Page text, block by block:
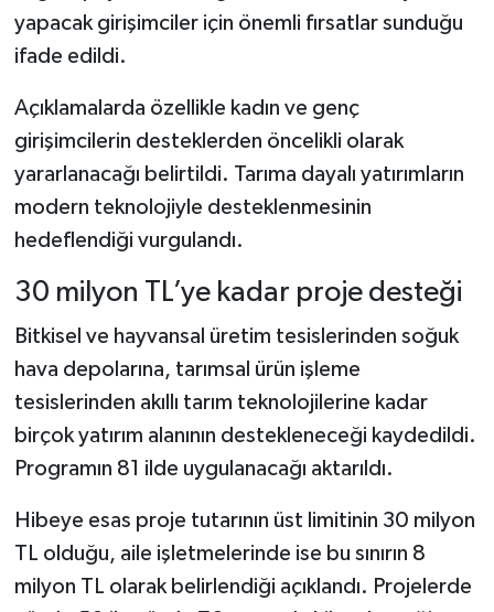
yapacak girişimciler için önemli fırsatlar sunduğu
ifade edildi.
Açıklamalarda özellikle kadın ve genç
girişimcilerin desteklerden öncelikli olarak
yararlanacağı belirtildi. Tarıma dayalı yatırımların
modern teknolojiyle desteklenmesinin
hedeflendiği vurgulandı.
30 milyon TL’ye kadar proje desteği
Bitkisel ve hayvansal üretim tesislerinden soğuk
hava depolarına, tarımsal ürün işleme
tesislerinden akıllı tarım teknolojilerine kadar
birçok yatırım alanının destekleneceği kaydedildi.
Programın 81 ilde uygulanacağı aktarıldı.
Hibeye esas proje tutarının üst limitinin 30 milyon
TL olduğu, aile işletmelerinde ise bu sınırın 8
milyon TL olarak belirlendiği açıklandı. Projelerde